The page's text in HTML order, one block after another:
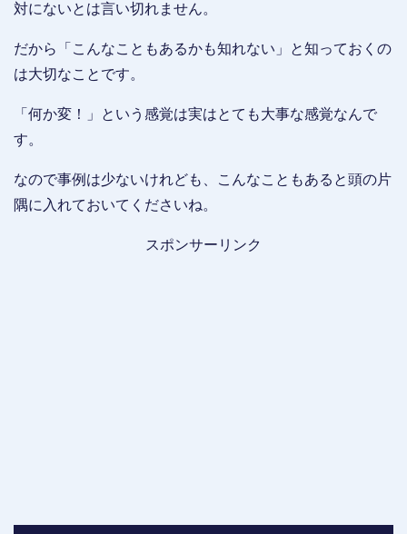
対にないとは言い切れません。
だから「こんなこともあるかも知れない」と知っておくの
は大切なことです。
「何か変！」という感覚は実はとても大事な感覚なんで
す。
なので事例は少ないけれども、こんなこともあると頭の片
隅に入れておいてくださいね。
スポンサーリンク